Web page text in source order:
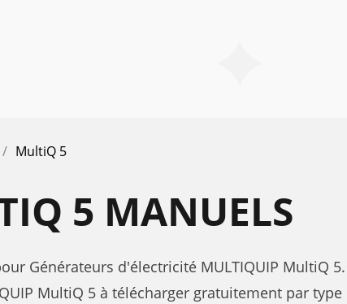
MultiQ 5
5 MANUELS
Générateurs d'électricité MULTIQUIP MultiQ 5.
MultiQ 5 à télécharger gratuitement par